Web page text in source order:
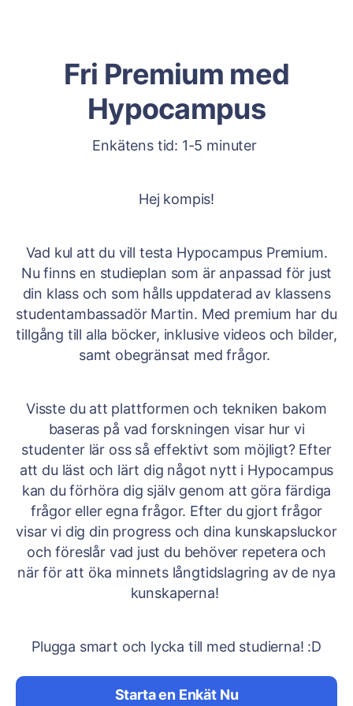
Fri Premium med
Hypocampus
Enkätens tid: 1-5 minuter
Hej kompis!
Vad kul att du vill testa Hypocampus Premium.
Nu finns en studieplan som är anpassad för just
din klass och som hålls uppdaterad av klassens
studentambassadör Martin. Med premium har du
tillgång till alla böcker, inklusive videos och bilder,
samt obegränsat med frågor.
Visste du att plattformen och tekniken bakom
baseras på vad forskningen visar hur vi
studenter lär oss så effektivt som möjligt? Efter
att du läst och lärt dig något nytt i Hypocampus
kan du förhöra dig själv genom att göra färdiga
frågor eller egna frågor. Efter du gjort frågor
visar vi dig din progress och dina kunskapsluckor
och föreslår vad just du behöver repetera och
när för att öka minnets långtidslagring av de nya
kunskaperna!
Plugga smart och lycka till med studierna! :D
Starta en Enkät Nu